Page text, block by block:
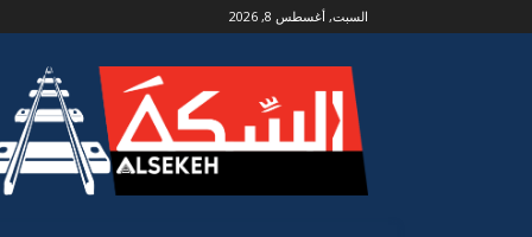
السبت, أغسطس 8, 2026